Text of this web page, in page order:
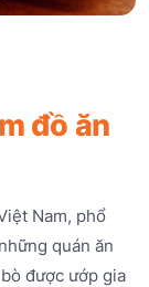
đồ ăn
Nam, phổ
quán ăn
được ướp gia